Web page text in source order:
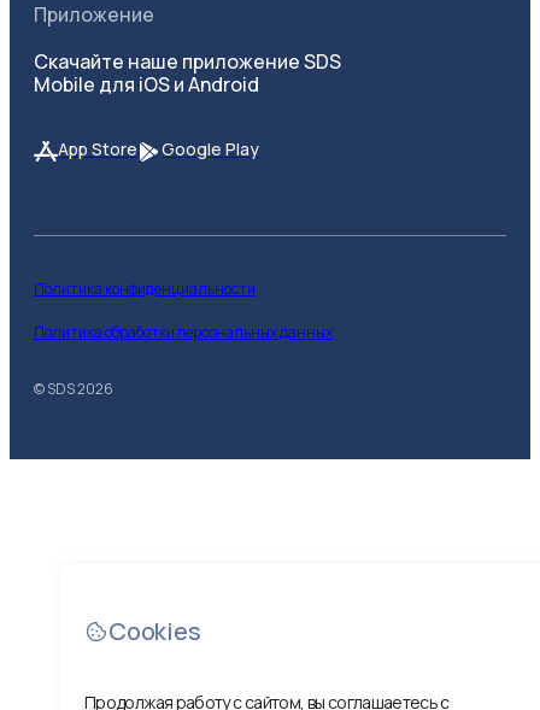
Приложение
Скачайте наше приложение SDS
Mobile для iOS и Android
App Store Google Play
© SDS2026
Политика конфиденциальности
Политика обработки персональных данных
Cookies
Продолжая работу с сайтом, вы соглашаетесь с